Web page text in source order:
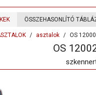
ÖSSZEHASONLÍTÓ
asztalok OS
OS